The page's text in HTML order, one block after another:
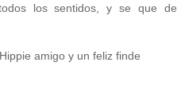
los sentidos, y se que de
amigo y un feliz finde